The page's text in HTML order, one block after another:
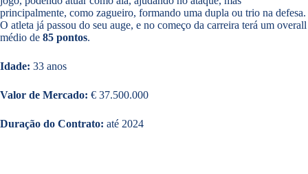
principalmente, como zagueiro, formando uma dupla ou trio na defesa.
O atleta já passou do seu auge, e no começo da carreira terá um overall
médio de 85 pontos.
Idade: 33 anos
Valor de Mercado: € 37.500.000
Duração do Contrato: até 2024